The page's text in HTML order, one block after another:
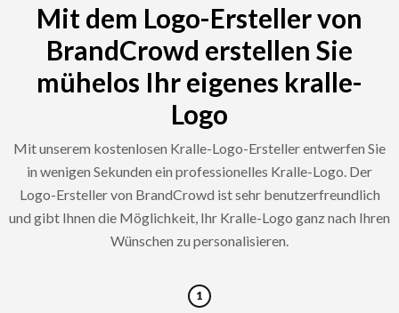
Mit dem Logo-Ersteller von
BrandCrowd erstellen Sie
mühelos Ihr eigenes kralle-
Logo
Mit unserem kostenlosen Kralle-Logo-Ersteller entwerfen Sie
in wenigen Sekunden ein professionelles Kralle-Logo. Der
Logo-Ersteller von BrandCrowd ist sehr benutzerfreundlich
und gibt Ihnen die Möglichkeit, Ihr Kralle-Logo ganz nach Ihren
Wünschen zu personalisieren.